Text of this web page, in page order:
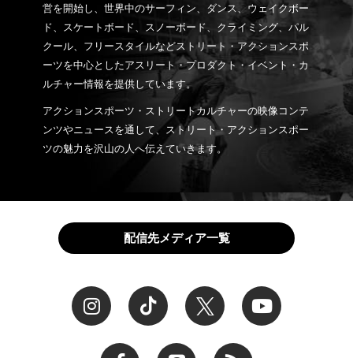
営を開始し、世界中のサーフィン、ダンス、ウェイクボー
ド、スケートボード、スノーボード、クライミング、パル
クール、フリースタイルなどストリート・アクションスポ
ーツを中心としたアスリート・プロダクト・イベント・カ
ルチャー情報を提供しています。
アクションスポーツ・ストリートカルチャーの映像コンテ
ンツやニュースを通して、ストリート・アクションスポー
ツの魅力を沢山の人へ伝えていきます。
配信先メディア一覧